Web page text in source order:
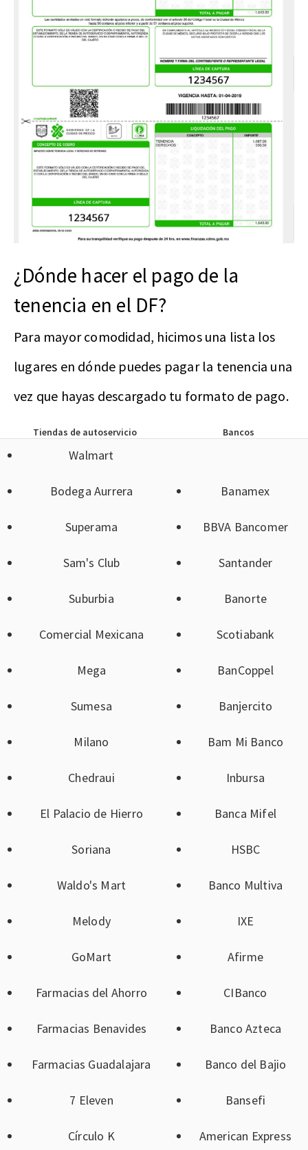
¿Dónde hacer el pago de la
tenencia en el DF?
Para mayor comodidad, hicimos una lista los
lugares en dónde puedes pagar la tenencia una
vez que hayas descargado tu formato de pago.
Tiendas de autoservicio Bancos
Walmart
Bodega Aurrera
Superama
Sam's Club
Suburbia
Comercial Mexicana
Mega
Sumesa
Milano
Chedraui
El Palacio de Hierro
Soriana
Waldo's Mart
Melody
GoMart
Farmacias del Ahorro
Farmacias Benavides
Farmacias Guadalajara
7 Eleven
Círculo K
Banamex
BBVA Bancomer
Santander
Banorte
Scotiabank
BanCoppel
Banjercito
Bam Mi Banco
Inbursa
Banca Mifel
HSBC
Banco Multiva
IXE
Afirme
CIBanco
Banco Azteca
Banco del Bajio
Bansefi
American Express